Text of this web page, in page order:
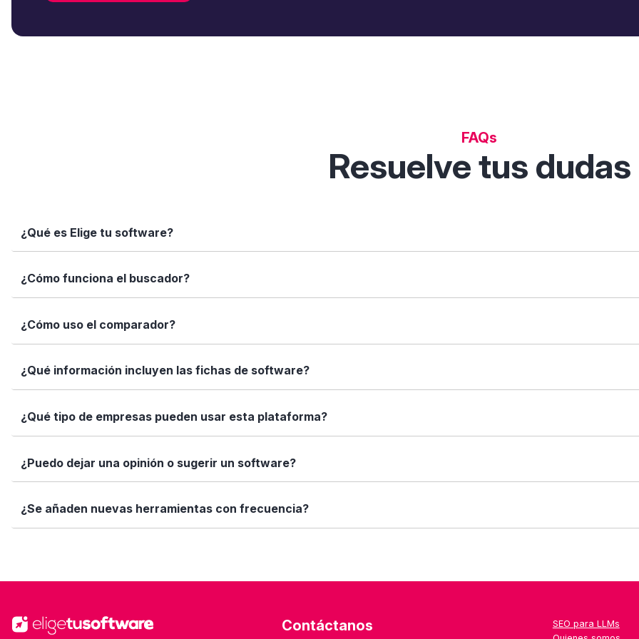
FAQs
Resuelve tus dudas
¿Qué es Elige tu software?
Elige tu software es una plataforma independiente que te permite descubrir, comparar y analizar soluciones digitales
informadas con datos reales, fichas completas y herramientas de filtrado inteligentes.
¿Cómo funciona el buscador?
Simplemente escribe el nombre del software, una función que necesites ("gestión de clientes") o tu sector
encajan con tus necesidades.
¿Cómo uso el comparador?
Marca los softwares que te interesan y haz clic en "Comparar". Verás una tabla con sus características enfrentadas:
Así puedes ver de forma rápida cuál se adapta mejor a tu caso.
¿Qué información incluyen las fichas de software?
Cada ficha incluye una descripción detallada, funciones principales, capturas de pantalla (si están disponibles), tipos
valoraciones de usuarios. Queremos que tengas toda la información que necesitas antes de decidir.
¿Qué tipo de empresas pueden usar esta plataforma?
Elige tu software está diseñado para todo tipo de empresas: desde autónomos y pymes hasta grandes corporaciones.
tamaño de tu equipo, presupuesto o sector.
¿Puedo dejar una opinión o sugerir un software?
Sí. Si quieres valorar un software que ya usas o sugerir uno que no aparece aún en la web, puedes escribirnos desde
ayuda!
¿Se añaden nuevas herramientas con frecuencia?
Contáctanos
SEO para LLMs